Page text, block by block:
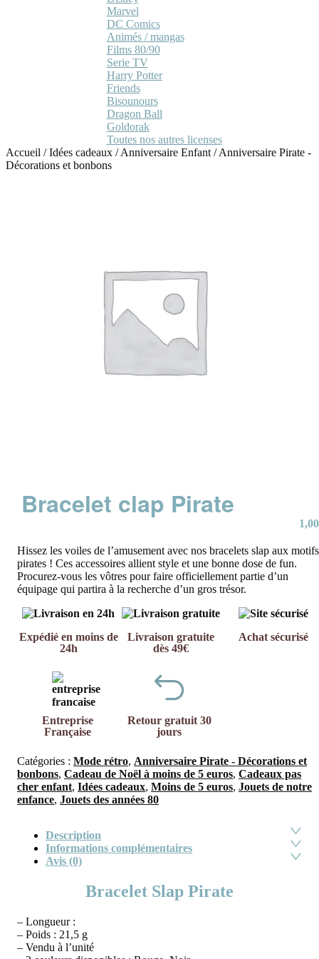
Marvel
DC Comics
Animés / mangas
Films 80/90
Serie TV
Harry Potter
Friends
Bisounours
Dragon Ball
Goldorak
Toutes nos autres licenses
Accueil /Idées cadeaux /Anniversaire Enfant /Anniversaire Pirate -
Décorations et bonbons
Bracelet clap Pirate
1,00
Hissez les voiles de l’amusement avec nos bracelets slap aux motifs
pirates ! Ces accessoires allient style et une bonne dose de fun.
Procurez-vous les vôtres pour faire officiellement partie d’un
équipage qui partira à la recherche d’un gros trésor.
Expédié en moins de
24h
Livraison gratuite
dès 49€
Achat sécurisé
Entreprise
Française
Retour gratuit 30
jours
Catégories : Mode rétro, Anniversaire Pirate - Décorations et
bonbons, Cadeau de Noël à moins de 5 euros, Cadeaux pas
cher enfant, Idées cadeaux, Moins de 5 euros, Jouets de notre
enfance, Jouets des années 80
Description
Informations complémentaires
Avis (0)
Bracelet Slap Pirate
– Longueur :
– Poids : 21,5 g
– Vendu à l’unité